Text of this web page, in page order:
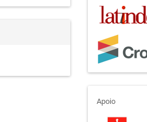
apoio
Apoio